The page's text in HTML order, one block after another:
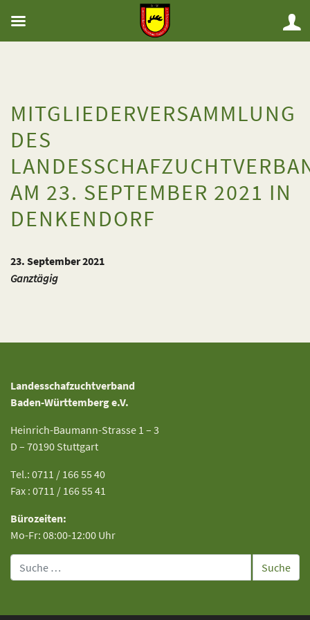
MITGLIEDERVERSAMMLUNG
DES
AM 23. SEPTEMBER 2021 IN
DENKENDORF
23. September 2021
Ganztägig
Landesschafzuchtverband
Baden-Württemberg e.V.
Heinrich-Baumann-Strasse 1 – 3
D – 70190 Stuttgart
Tel.: 0711 / 166 55 40
Fax : 0711 / 166 55 41
Bürozeiten:
Mo-Fr: 08:00-12:00 Uhr
Suche